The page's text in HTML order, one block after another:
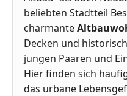
beliebten Stadtteil
charmante
Decken und
jungen Paaren und
Hier finden sich
das urbane